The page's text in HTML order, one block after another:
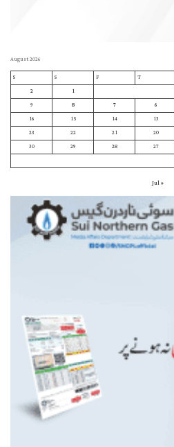
August 2026
T
F
S
S
1
2
6
7
8
9
13
14
15
16
20
21
22
23
27
28
29
30
« Jul